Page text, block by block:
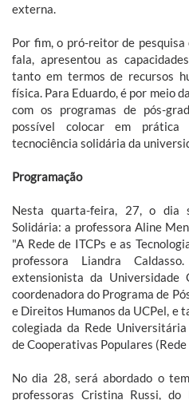
externa.
Por fim, o pró-reitor de pesquisa
fala, apresentou as
tanto em termos de recursos
física. Para Eduardo, é por meio
com os programas de pós-
possível colocar em
tecnociência solidária da
Programação
Nesta quarta-feira, 27, o dia
Solidária: a professora Aline
"A Rede de ITCPs e as
professora Liandra
extensionista da Universidade
coordenadora do Programa de
e Direitos Humanos da UCPel, e
colegiada da Rede
de Cooperativas Populares (Rede
No dia 28, será abordado o
professoras Cristina Russi, do